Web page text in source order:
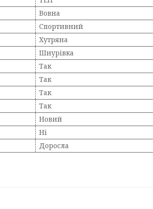
Вовна
Спортивний
Хутряна
Шнурівка
Так
Так
Так
Так
Новий
Ні
Доросла